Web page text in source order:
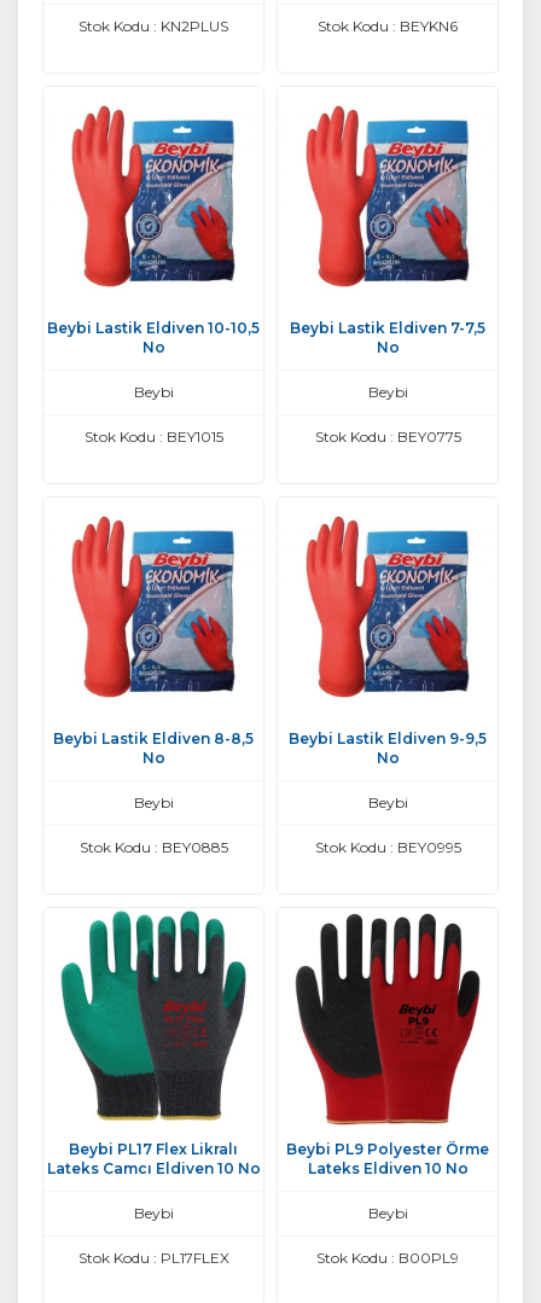
Stok Kodu : KN2PLUS Stok Kodu : BEYKN6
Beybi Lastik Eldiven 10-10,5
No
Beybi
Stok Kodu : BEY1015
Beybi Lastik Eldiven 7-7,5
No
Beybi
Stok Kodu : BEY0775
Beybi Lastik Eldiven 8-8,5
No
Beybi
Stok Kodu : BEY0885
Beybi Lastik Eldiven 9-9,5
No
Beybi
Stok Kodu : BEY0995
Beybi PL17 Flex Likralı
Lateks Camcı Eldiven 10 No
Beybi
Stok Kodu : PL17FLEX
Beybi PL9 Polyester Örme
Lateks Eldiven 10 No
Beybi
Stok Kodu : B00PL9